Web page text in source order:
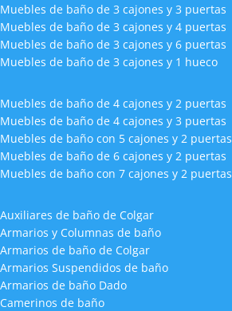
Muebles de baño de 3 cajones y 3 puertas
Muebles de baño de 3 cajones y 4 puertas
Muebles de baño de 3 cajones y 6 puertas
Muebles de baño de 3 cajones y 1 hueco
Muebles de baño de 4 cajones y 2 puertas
Muebles de baño de 4 cajones y 3 puertas
Muebles de baño con 5 cajones y 2 puertas
Muebles de baño de 6 cajones y 2 puertas
Muebles de baño con 7 cajones y 2 puertas
Auxiliares de baño de Colgar
Armarios y Columnas de baño
Armarios de baño de Colgar
Armarios Suspendidos de baño
Armarios de baño Dado
Camerinos de baño